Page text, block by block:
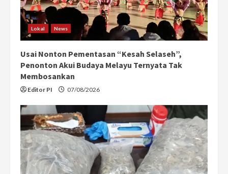
Lokal News
Usai Nonton Pementasan “Kesah Selaseh”,
Penonton Akui Budaya Melayu Ternyata Tak
Membosankan
Editor PI 07/08/2026